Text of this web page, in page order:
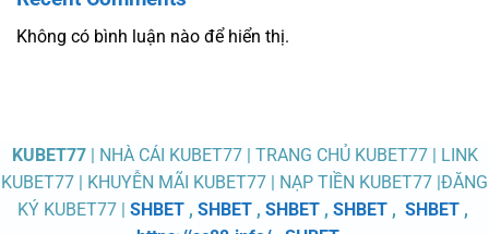
Không có bình luận nào để hiển thị.
KUBET77| NHÀ CÁI KUBET77 | TRANG CHỦ KUBET77 | LINK
KUBET77 | KHUYỄN MÃI KUBET77 | NẠP TIỀN KUBET77 |ĐĂNG
KÝ KUBET77 | SHBET, SHBET, SHBET, SHBET, SHBET,